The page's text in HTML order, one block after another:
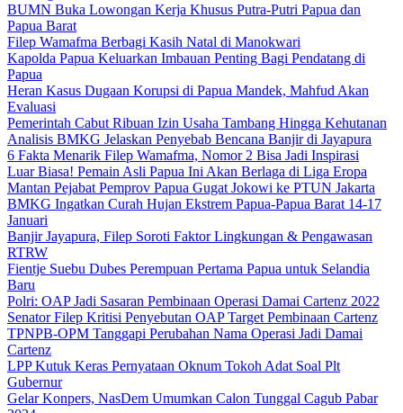
BUMN Buka Lowongan Kerja Khusus Putra-Putri Papua dan
Papua Barat
Filep Wamafma Berbagi Kasih Natal di Manokwari
Kapolda Papua Keluarkan Imbauan Penting Bagi Pendatang di
Papua
Heran Kasus Dugaan Korupsi di Papua Mandek, Mahfud Akan
Evaluasi
Pemerintah Cabut Ribuan Izin Usaha Tambang Hingga Kehutanan
Analisis BMKG Jelaskan Penyebab Bencana Banjir di Jayapura
6 Fakta Menarik Filep Wamafma, Nomor 2 Bisa Jadi Inspirasi
Luar Biasa! Pemain Asli Papua Ini Akan Berlaga di Liga Eropa
Mantan Pejabat Pemprov Papua Gugat Jokowi ke PTUN Jakarta
BMKG Ingatkan Curah Hujan Ekstrem Papua-Papua Barat 14-17
Januari
Banjir Jayapura, Filep Soroti Faktor Lingkungan & Pengawasan
RTRW
Fientje Suebu Dubes Perempuan Pertama Papua untuk Selandia
Baru
Polri: OAP Jadi Sasaran Pembinaan Operasi Damai Cartenz 2022
Senator Filep Kritisi Penyebutan OAP Target Pembinaan Cartenz
TPNPB-OPM Tanggapi Perubahan Nama Operasi Jadi Damai
Cartenz
LPP Kutuk Keras Pernyataan Oknum Tokoh Adat Soal Plt
Gubernur
Gelar Konpers, NasDem Umumkan Calon Tunggal Cagub Pabar